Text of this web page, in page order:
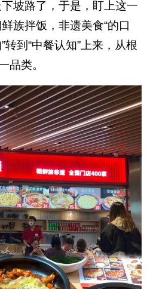
坡路了，于是，盯上这一
族拌饭，非遗美食“的口
转到“中餐认知”上来，从根
品类。